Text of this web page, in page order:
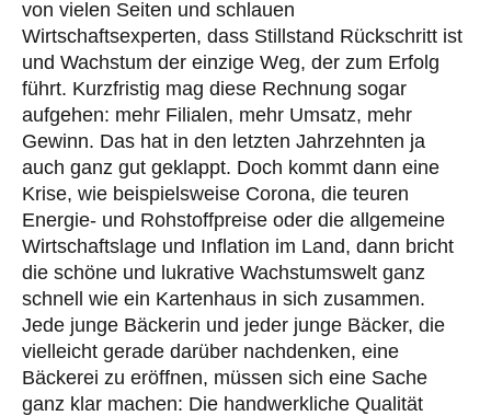
von vielen Seiten und schlauen
Wirtschaftsexperten, dass Stillstand Rückschritt ist
und Wachstum der einzige Weg, der zum Erfolg
führt. Kurzfristig mag diese Rechnung sogar
aufgehen: mehr Filialen, mehr Umsatz, mehr
Gewinn. Das hat in den letzten Jahrzehnten ja
auch ganz gut geklappt. Doch kommt dann eine
Krise, wie beispielsweise Corona, die teuren
Energie- und Rohstoffpreise oder die allgemeine
Wirtschaftslage und Inflation im Land, dann bricht
die schöne und lukrative Wachstumswelt ganz
schnell wie ein Kartenhaus in sich zusammen.
Jede junge Bäckerin und jeder junge Bäcker, die
vielleicht gerade darüber nachdenken, eine
Bäckerei zu eröffnen, müssen sich eine Sache
ganz klar machen: Die handwerkliche Qualität